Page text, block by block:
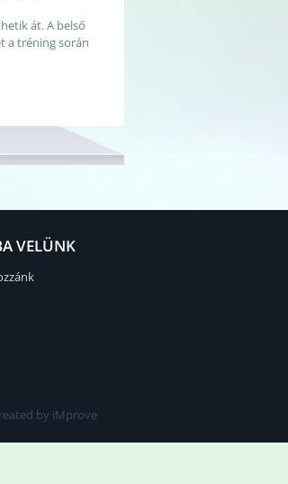
át. A belső
a tréning során
VELÜNK
by iMprove